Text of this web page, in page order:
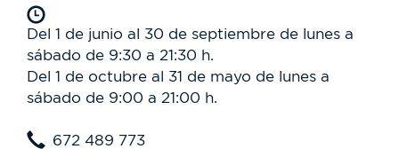
Del 1 de junio al 30 de septiembre de lunes a
sábado de 9:30 a 21:30 h.
Del 1 de octubre al 31 de mayo de lunes a
sábado de 9:00 a 21:00 h.
672 489 773